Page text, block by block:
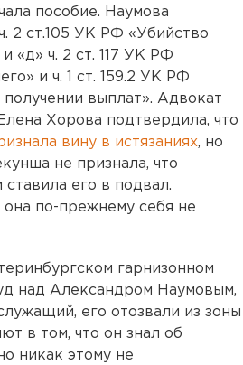
пособие. Наумова
2 ст.105 УК РФ «Убийство
«д» ч. 2 ст. 117 УК РФ
и ч. 1 ст. 159.2 УК РФ
выплат». Адвокат
Хорова подтвердила, что
вину в истязаниях, но
не признала, что
ставила его в подвал.
она по-прежнему себя не
гарнизонном
над Александром Наумовым,
его отозвали из зоны
в том, что он знал об
никак этому не